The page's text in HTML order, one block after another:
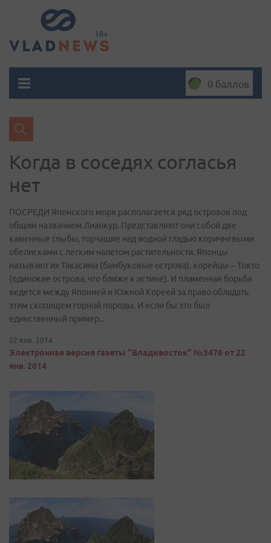
0 баллов
Когда в соседях согласья
нет
ПОСРЕДИ Японского моря располагается ряд островов под
общим названием Лианкур. Представляют они собой две
каменные глыбы, торчащие над водной гладью коричневыми
обелисками с легким налетом растительности. Японцы
называют их Такасима (бамбуковые острова), корейцы – Токто
(одинокие острова, что ближе к истине). И пламенная борьба
ведется между Японией и Южной Кореей за право обладать
этим скопищем горной породы. И если бы это был
единственный пример...
22 янв. 2014
Электронная версия газеты "Владивосток" №3476 от 22
янв. 2014